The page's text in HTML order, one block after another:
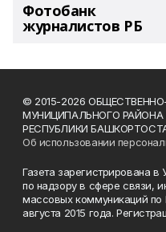
Фотобанк
журналистов РБ
© 2015-2026
МУНИЦИПАЛЬНОГО
РЕСПУБЛИКИ
Об использовании
Газета зарегистрирована
по надзору в сфере связи,
массовых коммуникаций по
августа 2015 года.